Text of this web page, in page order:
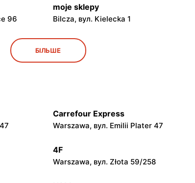
96
moje sklepy
Bilcza, вул. Kielecka 1
moje sklepy
Gorzyce, вул. Szkolna 44
moje sklepy
Iwierzyce, вул. Iwierzyce 152A
moje sklepy
Niebylec, вул. Niebylec 139
БІЛЬШЕ
Carrefour Express
Warszawa, вул. Emilii Plater 47
4F
Warszawa, вул. Złota 59/258